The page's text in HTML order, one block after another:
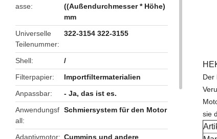
asse
((Außendurchmesser * Höhe)
mm
Universelle
Teilenummer
322-3154 322-3155
Shell
/
Filterpapier
Importfiltermaterialien
Anpassbar
- Ja, das ist es.
Anwendungsf
all
Schmiersystem für den Motor
Adaptivmotor Cummins und andere
Der
sie